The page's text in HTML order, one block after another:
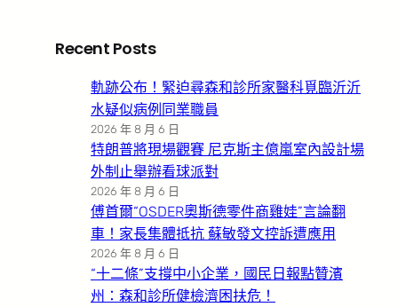
Recent Posts
軌跡公布！緊迫尋森和診所家醫科覓臨沂沂
水疑似病例同業職員
2026 年 8 月 6 日
特朗普將現場觀賽 尼克斯主億嵐室內設計場
外制止舉辦看球派對
2026 年 8 月 6 日
傅首爾“OSDER奧斯德零件商雞娃”言論翻
車！家長集體抵抗 蘇敏發文控訴遭應用
2026 年 8 月 6 日
“十二條”支撐中小企業，國民日報點贊濱
州：森和診所健檢濟困扶危！